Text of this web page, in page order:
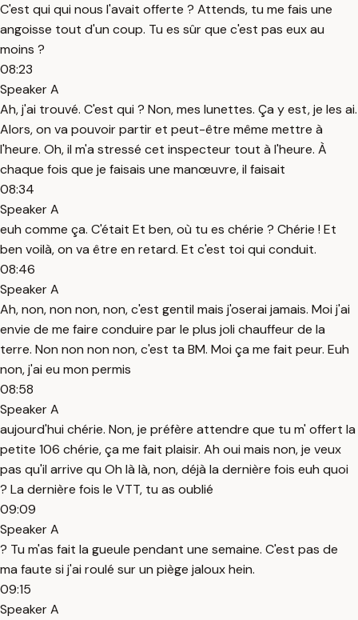
C'est qui qui nous l'avait offerte ? Attends, tu me fais une
angoisse tout d'un coup. Tu es sûr que c'est pas eux au
moins ?
08:23
Speaker A
Ah, j'ai trouvé. C'est qui ? Non, mes lunettes. Ça y est, je les ai.
Alors, on va pouvoir partir et peut-être même mettre à
l'heure. Oh, il m'a stressé cet inspecteur tout à l'heure. À
chaque fois que je faisais une manœuvre, il faisait
08:34
Speaker A
euh comme ça. C'était Et ben, où tu es chérie ? Chérie ! Et
ben voilà, on va être en retard. Et c'est toi qui conduit.
08:46
Speaker A
Ah, non, non non, non, c'est gentil mais j'oserai jamais. Moi j'ai
envie de me faire conduire par le plus joli chauffeur de la
terre. Non non non non, c'est ta BM. Moi ça me fait peur. Euh
non, j'ai eu mon permis
08:58
Speaker A
aujourd'hui chérie. Non, je préfère attendre que tu m' offert la
petite 106 chérie, ça me fait plaisir. Ah oui mais non, je veux
pas qu'il arrive qu Oh là là, non, déjà la dernière fois euh quoi
? La dernière fois le VTT, tu as oublié
09:09
Speaker A
? Tu m'as fait la gueule pendant une semaine. C'est pas de
ma faute si j'ai roulé sur un piège jaloux hein.
09:15
Speaker A